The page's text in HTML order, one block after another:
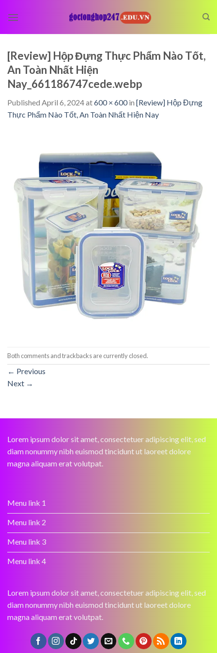
[Review] Hộp Đựng Thực Phẩm Nào Tốt,
An Toàn Nhất Hiện
Nay_661186747cede.webp
Published April 6, 2024at600 × 600in [Review] Hộp Đựng
Thực Phẩm Nào Tốt, An Toàn Nhất Hiện Nay
Both comments and trackbacks are currently closed.
← Previous
Next →
Lorem ipsum dolor sit amet, consectetuer adipiscing elit, sed
diam nonummy nibh euismod tincidunt ut laoreet dolore
magna aliquam erat volutpat.
Menu link 1
Menu link 2
Menu link 3
Menu link 4
Lorem ipsum dolor sit amet, consectetuer adipiscing elit, sed
diam nonummy nibh euismod tincidunt ut laoreet dolore
magna aliquam erat volutpat.